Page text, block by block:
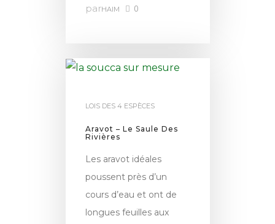
parHAIM 0
LOIS DES 4 ESPÈCES
Aravot – Le Saule Des
Rivières
Les aravot idéales
poussent près d’un
cours d’eau et ont de
longues feuilles aux